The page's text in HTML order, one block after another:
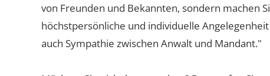
von Freunden und Bekannten, sondern machen
höchstpersönliche und individuelle
auch Sympathie zwischen Anwalt und Mandant."